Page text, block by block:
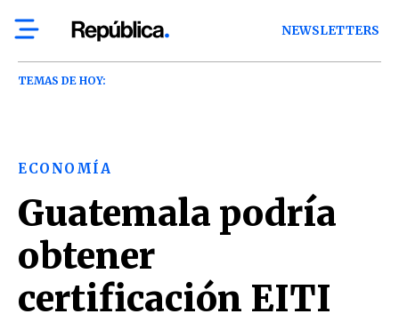
NEWSLETTERS
TEMAS DE HOY:
ECONOMÍA
Guatemala podría
obtener
certificación EITI